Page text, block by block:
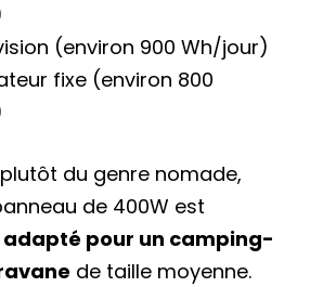
(environ 900 Wh/jour)
fixe (environ 800
du genre nomade,
de 400W est
pour un camping-
de taille moyenne.